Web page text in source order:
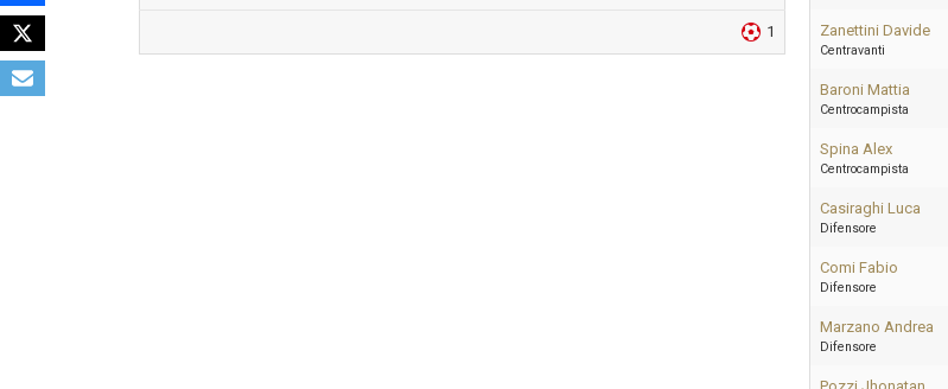
1 Zanettini Davide
Centravanti
Baroni Mattia
Centrocampista
Spina Alex
Centrocampista
Casiraghi Luca
Difensore
Comi Fabio
Difensore
Marzano Andrea
Difensore